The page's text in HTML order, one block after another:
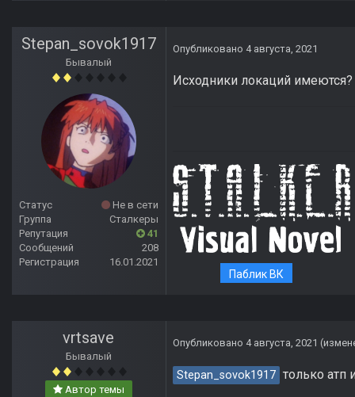
Stepan_sovok1917
Бывалый
Статус
Не в сети
Группа
Сталкеры
Репутация
41
Сообщений
208
Регистрация
16.01.2021
Опубликовано 4 августа, 2021
Исходники локаций
Паблик ВК
vrtsave
Бывалый
Автор темы
Опубликовано 4 августа, 2021
Stepan_sovok1917 только атп